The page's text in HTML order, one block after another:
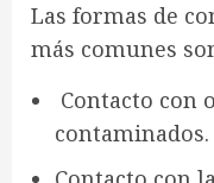
Las formas de
más comunes
Contacto con
contaminados.